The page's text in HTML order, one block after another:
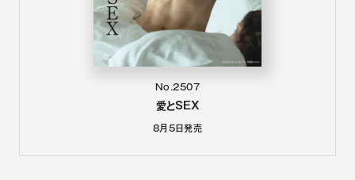
No.2507
愛とSEX
8月5日発売